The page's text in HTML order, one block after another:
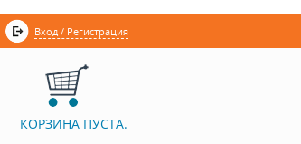
Вход / Регистрация
КОРЗИНА ПУСТА.